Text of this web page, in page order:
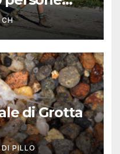
del
CH
di Grotta
PILLO